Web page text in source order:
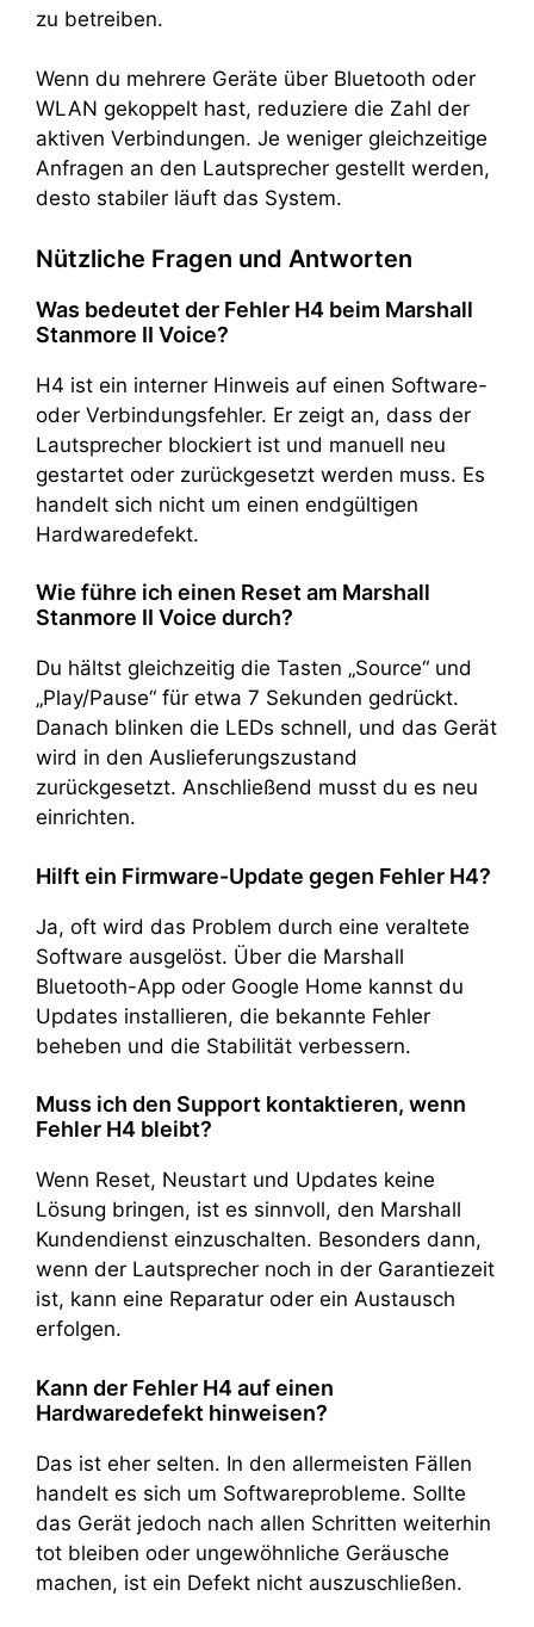
zu betreiben.
Wenn du mehrere Geräte über Bluetooth oder
WLAN gekoppelt hast, reduziere die Zahl der
aktiven Verbindungen. Je weniger gleichzeitige
Anfragen an den Lautsprecher gestellt werden,
desto stabiler läuft das System.
Nützliche Fragen und Antworten
Was bedeutet der Fehler H4 beim Marshall
Stanmore II Voice?
H4 ist ein interner Hinweis auf einen Software-
oder Verbindungsfehler. Er zeigt an, dass der
Lautsprecher blockiert ist und manuell neu
gestartet oder zurückgesetzt werden muss. Es
handelt sich nicht um einen endgültigen
Hardwaredefekt.
Wie führe ich einen Reset am Marshall
Stanmore II Voice durch?
Du hältst gleichzeitig die Tasten „Source“ und
„Play/Pause“ für etwa 7 Sekunden gedrückt.
Danach blinken die LEDs schnell, und das Gerät
wird in den Auslieferungszustand
zurückgesetzt. Anschließend musst du es neu
einrichten.
Hilft ein Firmware-Update gegen Fehler H4?
Ja, oft wird das Problem durch eine veraltete
Software ausgelöst. Über die Marshall
Bluetooth-App oder Google Home kannst du
Updates installieren, die bekannte Fehler
beheben und die Stabilität verbessern.
Muss ich den Support kontaktieren, wenn
Fehler H4 bleibt?
Wenn Reset, Neustart und Updates keine
Lösung bringen, ist es sinnvoll, den Marshall
Kundendienst einzuschalten. Besonders dann,
wenn der Lautsprecher noch in der Garantiezeit
ist, kann eine Reparatur oder ein Austausch
erfolgen.
Kann der Fehler H4 auf einen
Hardwaredefekt hinweisen?
Das ist eher selten. In den allermeisten Fällen
handelt es sich um Softwareprobleme. Sollte
das Gerät jedoch nach allen Schritten weiterhin
tot bleiben oder ungewöhnliche Geräusche
machen, ist ein Defekt nicht auszuschließen.